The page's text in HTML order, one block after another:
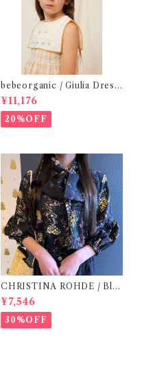
bebeorganic / Giulia Dress
Lagoon Check (2-6y)
¥11,176
20%OFF
CHRISTINA ROHDE / Blo
use ( 12-14Y)
¥7,546
30%OFF